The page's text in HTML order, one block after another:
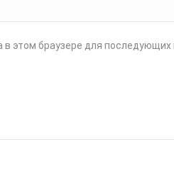
этом браузере для последующих